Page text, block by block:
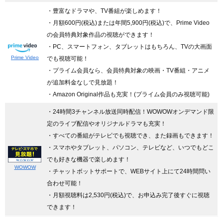
Prime Video
・豊富なドラマや、TV番組が楽しめます！
・月額600円(税込)または年間5,900円(税込)で、Prime Video
の会員特典対象作品の視聴ができます！
・PC、スマートフォン、タブレットはもちろん、TVの大画面
でも視聴可能！
・プライム会員なら、会員特典対象の映画・TV番組・アニメ
が追加料金なしで見放題！
・Amazon Original作品も充実！(プライム会員のみ視聴可能)
WOWOW
・24時間3チャンネル放送同時配信 ！WOWOWオンデマンド限
定のライブ配信やオリジナルドラマも充実！
・すべての番組がテレビでも視聴でき、また録画もできます！
・スマホやタブレット、パソコン、テレビなど、いつでもどこ
でも好きな機器で楽しめます！
・チャットボットサポートで、WEBサイト上にて24時間問い
合わせ可能！
・月額視聴料は2,530円(税込)で、お申込み完了後すぐに視聴
できます！